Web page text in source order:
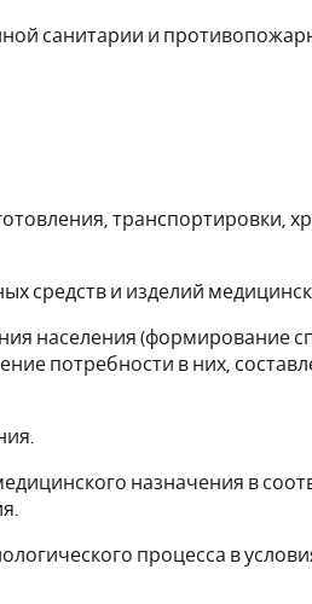
санитарии и
транспортировки,
средств и изделий
населения (формирование
потребности в них,
назначения в
процесса в